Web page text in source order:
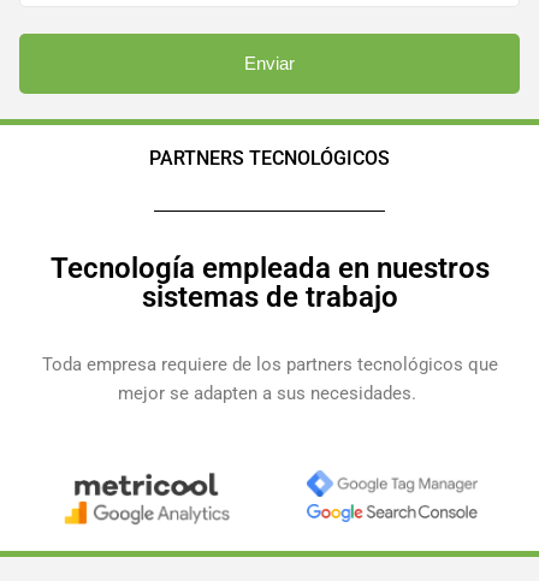
PARTNERS TECNOLÓGICOS
Tecnología empleada en nuestros
sistemas de trabajo
Toda empresa requiere de los partners tecnológicos que
mejor se adapten a sus necesidades.